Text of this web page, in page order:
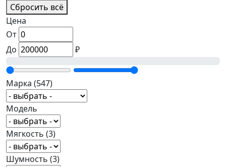
Сбросить всё
Цена
От
До
₽
Марка (547)
Модель
Мягкость (3)
Шумность (3)